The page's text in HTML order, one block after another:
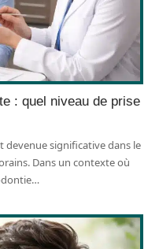
: quel niveau de prise
significative dans le
Dans un contexte où
…